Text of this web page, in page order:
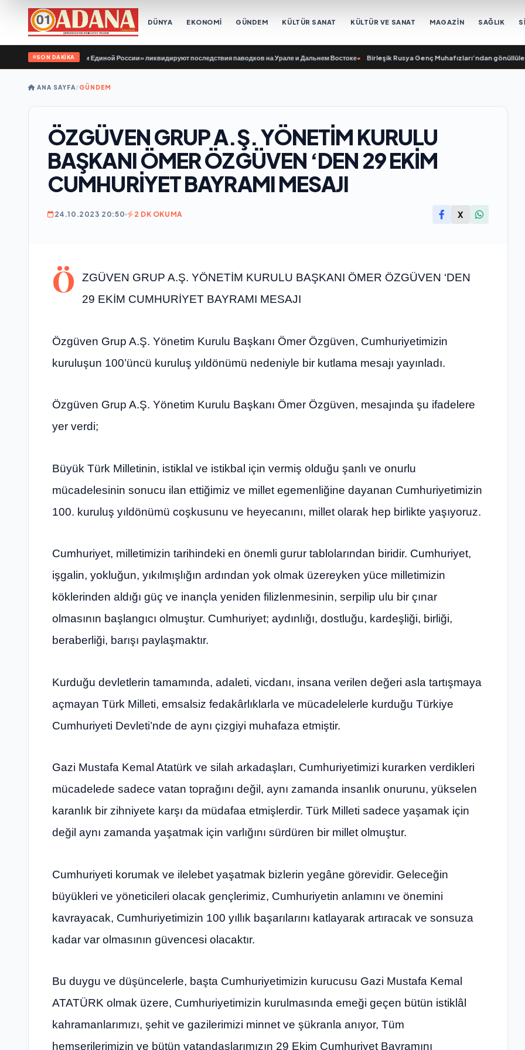
DÜNYA EKONOMİ GÜNDEM KÜLTÜR SANAT KÜLTÜR VE SANAT MAGAZİN SAĞLIK
SON DAKİKA
«Молодой Гвардии Единой России» ликвидируют последствия паводков на Урале и Дальнем Востоке• Birleşik Rusya Genç Muhafızları’ndan gönüllüler,
ANA SAYFA/GÜNDEM
ÖZGÜVEN GRUP A.Ş. YÖNETİM KURULU
BAŞKANI ÖMER ÖZGÜVEN ‘DEN 29 EKİM
CUMHURİYET BAYRAMI MESAJI
24.10.2023 20:50 2 DK OKUMA X
Ö
ZGÜVEN GRUP A.Ş. YÖNETİM KURULU BAŞKANI ÖMER ÖZGÜVEN ‘DEN
29 EKİM CUMHURİYET BAYRAMI MESAJI
Özgüven Grup A.Ş. Yönetim Kurulu Başkanı Ömer Özgüven, Cumhuriyetimizin
kuruluşun 100’üncü kuruluş yıldönümü nedeniyle bir kutlama mesajı yayınladı.
Özgüven Grup A.Ş. Yönetim Kurulu Başkanı Ömer Özgüven, mesajında şu ifadelere
yer verdi;
Büyük Türk Milletinin, istiklal ve istikbal için vermiş olduğu şanlı ve onurlu
mücadelesinin sonucu ilan ettiğimiz ve millet egemenliğine dayanan Cumhuriyetimizin
100. kuruluş yıldönümü coşkusunu ve heyecanını, millet olarak hep birlikte yaşıyoruz.
Cumhuriyet, milletimizin tarihindeki en önemli gurur tablolarından biridir. Cumhuriyet,
işgalin, yokluğun, yıkılmışlığın ardından yok olmak üzereyken yüce milletimizin
köklerinden aldığı güç ve inançla yeniden filizlenmesinin, serpilip ulu bir çınar
olmasının başlangıcı olmuştur. Cumhuriyet; aydınlığı, dostluğu, kardeşliği, birliği,
beraberliği, barışı paylaşmaktır.
Kurduğu devletlerin tamamında, adaleti, vicdanı, insana verilen değeri asla tartışmaya
açmayan Türk Milleti, emsalsiz fedakârlıklarla ve mücadelelerle kurduğu Türkiye
Cumhuriyeti Devleti’nde de aynı çizgiyi muhafaza etmiştir.
Gazi Mustafa Kemal Atatürk ve silah arkadaşları, Cumhuriyetimizi kurarken verdikleri
mücadelede sadece vatan toprağını değil, aynı zamanda insanlık onurunu, yükselen
karanlık bir zihniyete karşı da müdafaa etmişlerdir. Türk Milleti sadece yaşamak için
değil aynı zamanda yaşatmak için varlığını sürdüren bir millet olmuştur.
Cumhuriyeti korumak ve ilelebet yaşatmak bizlerin yegâne görevidir. Geleceğin
büyükleri ve yöneticileri olacak gençlerimiz, Cumhuriyetin anlamını ve önemini
kavrayacak, Cumhuriyetimizin 100 yıllık başarılarını katlayarak artıracak ve sonsuza
kadar var olmasının güvencesi olacaktır.
Bu duygu ve düşüncelerle, başta Cumhuriyetimizin kurucusu Gazi Mustafa Kemal
ATATÜRK olmak üzere, Cumhuriyetimizin kurulmasında emeği geçen bütün istiklâl
kahramanlarımızı, şehit ve gazilerimizi minnet ve şükranla anıyor, Tüm
hemşerilerimizin ve bütün vatandaşlarımızın 29 Ekim Cumhuriyet Bayramını